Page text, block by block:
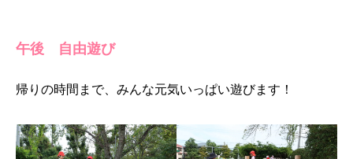
午後 自由遊び
帰りの時間まで、みんな元気いっぱい遊びます！